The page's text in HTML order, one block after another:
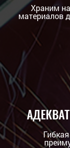
Храним
материалов